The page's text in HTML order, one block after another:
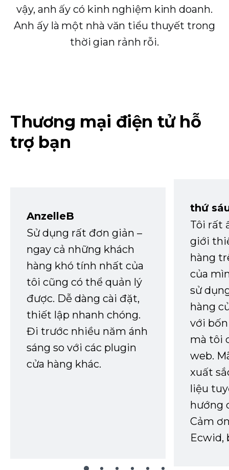
vậy, anh ấy có kinh nghiệm kinh doanh.
Anh ấy là một nhà văn tiểu thuyết trong
thời gian rảnh rỗi.
Thương mại điện tử hỗ
trợ bạn
AnzelleB
Sử dụng rất đơn giản –
ngay cả những khách
hàng khó tính nhất của
tôi cũng có thể quản lý
được. Dễ dàng cài đặt,
thiết lập nhanh chóng.
Đi trước nhiều năm ánh
sáng so với các plugin
cửa hàng khác.
thứ
Tôi rất
giới
hàng
của
sử
hàng
với
mà tôi
web.
xuất
liệu
hướng
Cảm
Ecwid,